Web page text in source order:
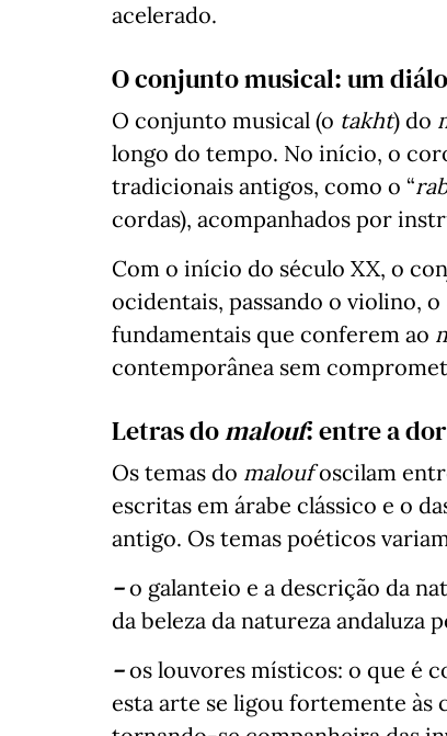
acelerado.
O conjunto musical: um
O conjunto musical (o takht) do
longo do tempo. No início, o
tradicionais antigos, como o “
cordas), acompanhados por
Com o início do século XX, o
ocidentais, passando o violino, o
fundamentais que conferem ao
contemporânea sem
Letras domalouf: entre a
Os temas do maloufoscilam
escritas em árabe clássico e o
antigo. Os temas poéticos
–o galanteio e a descrição da
da beleza da natureza andaluza
–os louvores místicos: o que é
esta arte se ligou fortemente às